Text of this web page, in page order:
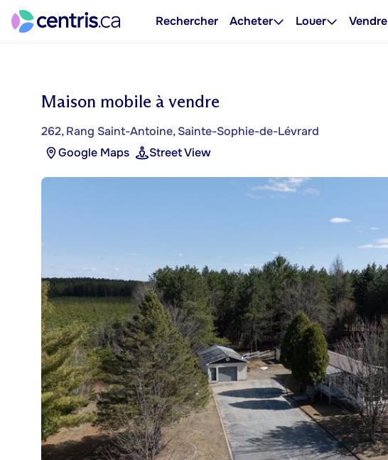
Rechercher Acheter Louer Vendre
Maison mobile à vendre
262, Rang Saint-Antoine, Sainte-Sophie-de-Lévrard
Google Maps
Street View